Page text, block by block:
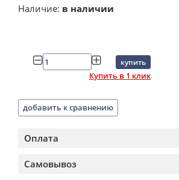
Наличие: в наличии
купить
Купить в 1 клик
добавить к сравнению
Оплата
Самовывоз